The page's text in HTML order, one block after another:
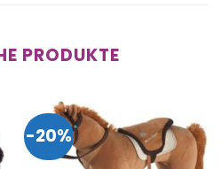
PRODUKTE
-20%